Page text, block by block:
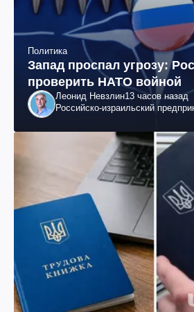
Политика
Запад проспал угрозу:
проверить НАТО войной
Леонид Невзлин13 часов назад
Российско-израильский
"ЮКОСа"